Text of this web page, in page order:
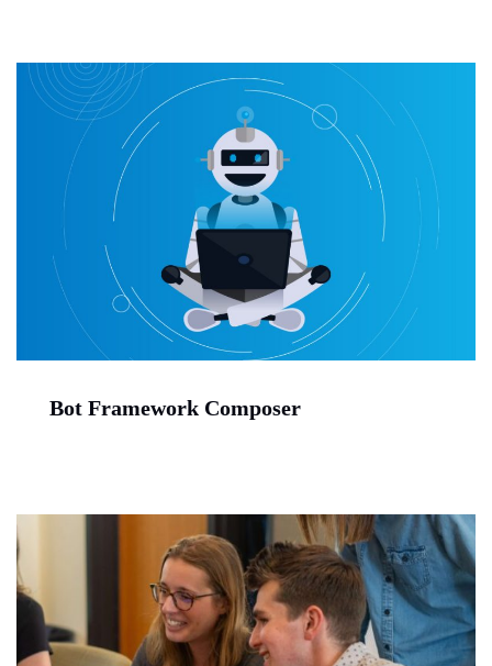
Bot Framework Composer